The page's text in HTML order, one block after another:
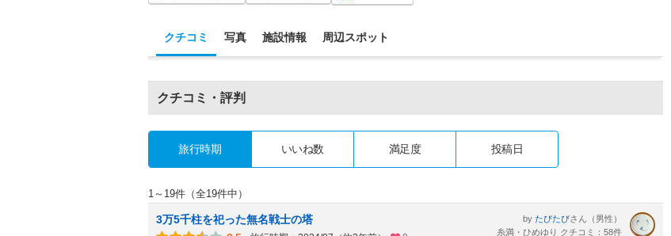
クチコミ 写真 施設情報 周辺スポット
クチコミ・評判
旅行時期 いいね数 満足度 投稿日
1～19件（全19件中）
3万5千柱を祀った無名戦士の塔
by たびたびさん（男性）
糸満・ひめゆり クチコミ：58件